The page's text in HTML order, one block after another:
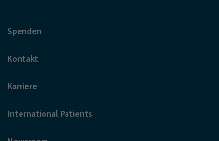
Spenden
Kontakt
Karriere
International Patients